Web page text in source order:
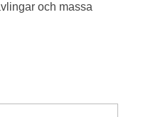
och massa